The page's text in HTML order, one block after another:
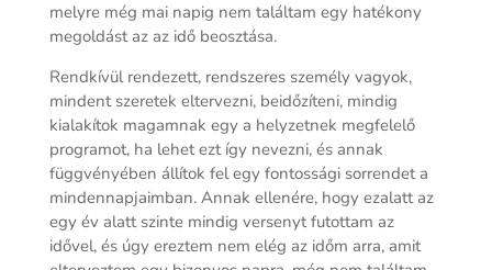
melyre még mai napig nem találtam egy hatékony
megoldást az az idő beosztása.
Rendkívül rendezett, rendszeres személy vagyok,
mindent szeretek eltervezni, beidőzíteni, mindig
kialakítok magamnak egy a helyzetnek megfelelő
programot, ha lehet ezt így nevezni, és annak
függvényében állítok fel egy fontossági sorrendet a
mindennapjaimban. Annak ellenére, hogy ezalatt az
egy év alatt szinte mindig versenyt futottam az
idővel, és úgy ereztem nem elég az időm arra, amit